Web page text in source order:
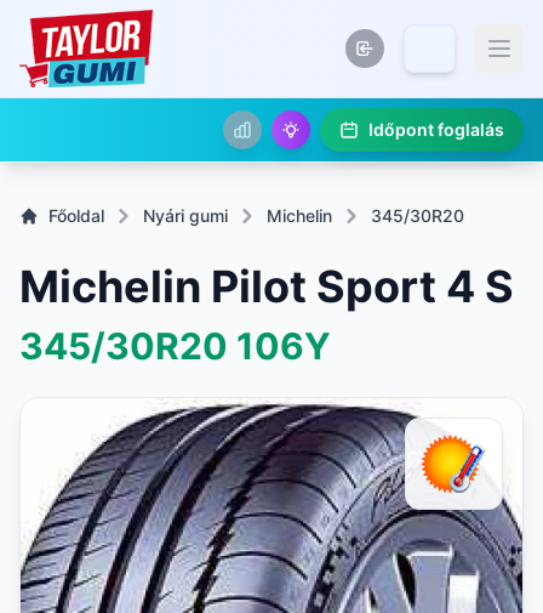
Időpont foglalás
Főoldal Nyári gumi Michelin 345/30R20
Michelin Pilot Sport 4 S
345/30R20 106Y